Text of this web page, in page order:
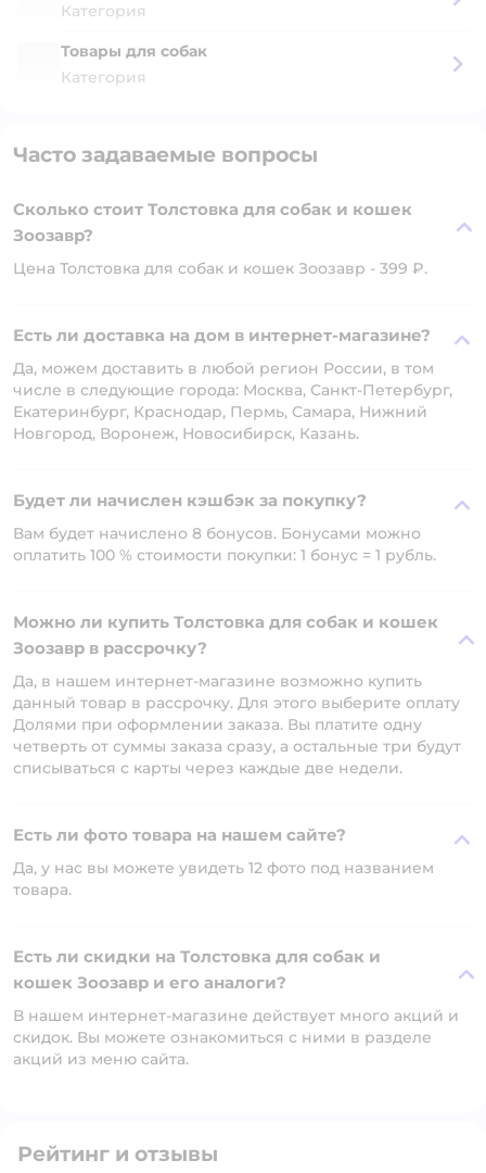
Категория
Товары для собак
Категория
Часто задаваемые вопросы
Сколько стоит Толстовка для собак и кошек
Зоозавр?
Цена Толстовка для собак и кошек Зоозавр - 399 ₽.
Есть ли доставка на дом в интернет-магазине?
Да, можем доставить в любой регион России, в том
числе в следующие города: Москва, Санкт-Петербург,
Екатеринбург, Краснодар, Пермь, Самара, Нижний
Новгород, Воронеж, Новосибирск, Казань.
Будет ли начислен кэшбэк за покупку?
Вам будет начислено 8 бонусов. Бонусами можно
оплатить 100 % стоимости покупки: 1 бонус = 1 рубль.
Можно ли купить Толстовка для собак и кошек
Зоозавр в рассрочку?
Да, в нашем интернет-магазине возможно купить
данный товар в рассрочку. Для этого выберите оплату
Долями при оформлении заказа. Вы платите одну
четверть от суммы заказа сразу, а остальные три будут
списываться с карты через каждые две недели.
Есть ли фото товара на нашем сайте?
Да, у нас вы можете увидеть 12 фото под названием
товара.
Есть ли скидки на Толстовка для собак и
кошек Зоозавр и его аналоги?
В нашем интернет-магазине действует много акций и
скидок. Вы можете ознакомиться с ними в разделе
акций из меню сайта.
Рейтинг и отзывы